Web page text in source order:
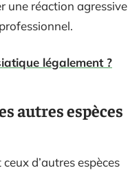
une réaction agressive
légalement ?
autres espèces
d’autres espèces